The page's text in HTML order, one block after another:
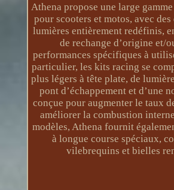
Athena propose une large
pour scooters et motos, avec des
lumières entièrement redéfinis,
de rechange d’origine et/
performances spécifiques à
particulier, les kits racing se
plus légers à tête plate, de
pont d’échappement et d’une
conçue pour augmenter le taux
améliorer la combustion
modèles, Athena fournit
à longue course spéciaux,
vilebrequins et bielles